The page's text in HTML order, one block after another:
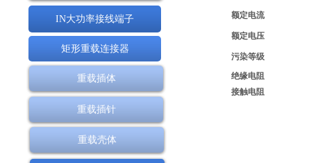
额定电流
额定电压
污染等级
绝缘电阻
接触电阻
IN大功率接线端子
矩形重载连接器
重载插体
重载插针
重载壳体